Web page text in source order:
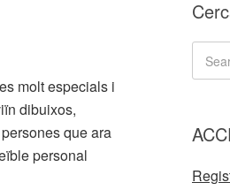
molt especials i
dibuixos,
que ara
personal